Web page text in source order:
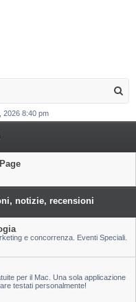
a
2026 8:40 pm
notizie, recensioni
e concorrenza. Eventi Speciali.
per il Mac. Una sola applicazione
testati personalmente!